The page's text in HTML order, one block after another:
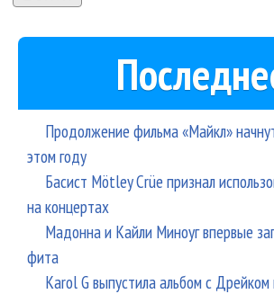
Продолжение фильма «Майкл»
этом году
Басист Mötley Crüe признал
на концертах
Мадонна и Кайли Миноуг впервые
фита
Karol G выпустила альбом с Дрейком